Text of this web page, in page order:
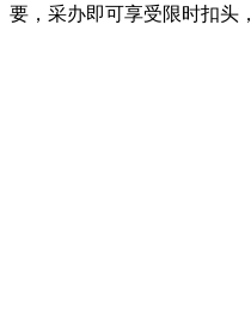
要，采办即可享受限时扣头，